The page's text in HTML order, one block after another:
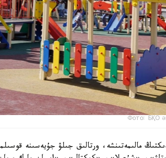
Фото: БҚО
مالىمەتىنشە، ورتالىق جىلۋ جۇيەسىنە